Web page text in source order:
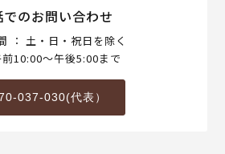
でのお問い合わせ
： 土・日・祝日を除く
10:00～午後5:00まで
037-030(代表）